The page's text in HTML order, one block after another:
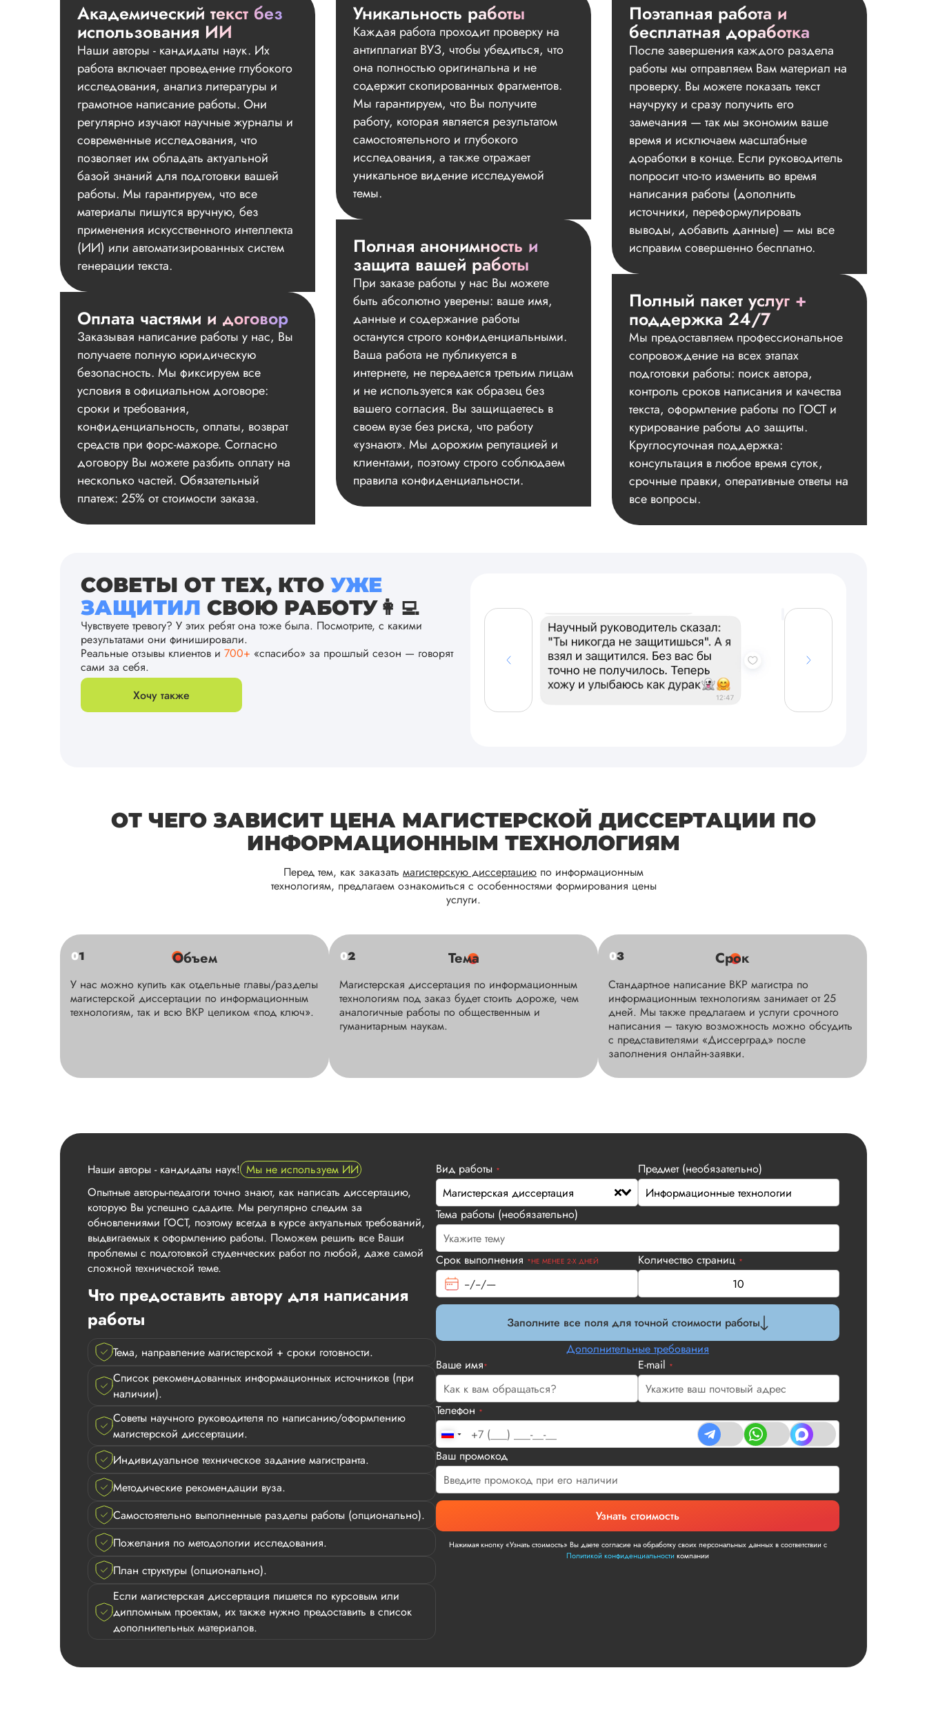
Академический текст без
использования ИИ
Наши авторы - кандидаты наук. Их
работа включает проведение глубокого
исследования, анализ литературы и
грамотное написание работы. Они
регулярно изучают научные журналы и
современные исследования, что
позволяет им обладать актуальной
базой знаний для подготовки вашей
работы. Мы гарантируем, что все
материалы пишутся вручную, без
применения искусственного интеллекта
(ИИ) или автоматизированных систем
генерации текста.
Оплата частями и договор
Заказывая написание работы у нас, Вы
получаете полную юридическую
безопасность. Мы фиксируем все
условия в официальном договоре:
сроки и требования,
конфиденциальность, оплаты, возврат
средств при форс-мажоре. Согласно
договору Вы можете разбить оплату на
несколько частей. Обязательный
платеж: 25% от стоимости заказа.
Уникальность работы
Каждая работа проходит проверку на
антиплагиат ВУЗ, чтобы убедиться, что
она полностью оригинальна и не
содержит скопированных фрагментов.
Мы гарантируем, что Вы получите
работу, которая является результатом
самостоятельного и глубокого
исследования, а также отражает
уникальное видение исследуемой
темы.
Полная анонимность и
защита вашей работы
При заказе работы у нас Вы можете
быть абсолютно уверены: ваше имя,
данные и содержание работы
останутся строго конфиденциальными.
Ваша работа не публикуется в
интернете, не передается третьим лицам
и не используется как образец без
вашего согласия. Вы защищаетесь в
своем вузе без риска, что работу
«узнают». Мы дорожим репутацией и
клиентами, поэтому строго соблюдаем
правила конфиденциальности.
Поэтапная работа и
бесплатная доработка
После завершения каждого раздела
работы мы отправляем Вам материал на
проверку. Вы можете показать текст
научруку и сразу получить его
замечания — так мы экономим ваше
время и исключаем масштабные
доработки в конце. Если руководитель
попросит что-то изменить во время
написания работы (дополнить
источники, переформулировать
выводы, добавить данные) — мы все
исправим совершенно бесплатно.
Полный пакет услуг +
поддержка 24/7
Мы предоставляем профессиональное
сопровождение на всех этапах
подготовки работы: поиск автора,
контроль сроков написания и качества
текста, оформление работы по ГОСТ и
курирование работы до защиты.
Круглосуточная поддержка:
консультация в любое время суток,
срочные правки, оперативные ответы на
все вопросы.
СОВЕТЫ ОТ ТЕХ, КТО УЖЕ
ЗАЩИТИЛ СВОЮ РАБОТУ👩‍💻
Чувствуете тревогу? У этих ребят она тоже была. Посмотрите, с какими
результатами они финишировали.
Реальные отзывы клиентов и 700+ «спасибо» за прошлый сезон — говорят
сами за себя.
Хочу также
ОТ ЧЕГО ЗАВИСИТ ЦЕНА МАГИСТЕРСКОЙ ДИССЕРТАЦИИ ПО
ИНФОРМАЦИОННЫМ ТЕХНОЛОГИЯМ
Перед тем, как заказать магистерскую диссертацию по информационным
технологиям, предлагаем ознакомиться с особенностями формирования цены
услуги.
01 Объем
У нас можно купить как отдельные главы/разделы
магистерской диссертации по информационным
технологиям, так и всю ВКР целиком «под ключ».
02 Тема
Магистерская диссертация по информационным
технологиям под заказ будет стоить дороже, чем
аналогичные работы по общественным и
гуманитарным наукам.
03 Срок
Стандартное написание ВКР магистра по
информационным технологиям занимает от 25
дней. Мы также предлагаем и услуги срочного
написания – такую возможность можно обсудить
с представителями «Диссерград» после
заполнения онлайн-заявки.
Наши авторы - кандидаты наук! Мы не используем ИИ
Опытные авторы-педагоги точно знают, как написать диссертацию,
которую Вы успешно сдадите. Мы регулярно следим за
обновлениями ГОСТ, поэтому всегда в курсе актуальных требований,
выдвигаемых к оформлению работы. Поможем решить все Ваши
проблемы с подготовкой студенческих работ по любой, даже самой
сложной технической теме.
Что предоставить автору для написания
работы
Тема, направление магистерской + сроки готовности.
Список рекомендованных информационных источников (при
наличии).
Советы научного руководителя по написанию/оформлению
магистерской диссертации.
Индивидуальное техническое задание магистранта.
Методические рекомендации вуза.
Самостоятельно выполненные разделы работы (опционально).
Пожелания по методологии исследования.
План структуры (опционально).
Если магистерская диссертация пишется по курсовым или
дипломным проектам, их также нужно предоставить в список
дополнительных материалов.
Вид работы *
Магистерская диссертация
Предмет (необязательно)
Тема работы (необязательно)
Срок выполнения *НЕ МЕНЕЕ 2-Х ДНЕЙ Количество страниц *
Заполните все поля для точной стоимости работы
Дополнительные требования
Ваше имя* E-mail *
Телефон *
Ваш промокод
Узнать стоимость
Нажимая кнопку «Узнать стоимость» Вы даете согласие на обработку своих персональных данных в соответствии с
Политикой конфиденциальностикомпании
Вид работы:Магистерские диссертации Дата:2026-05-01